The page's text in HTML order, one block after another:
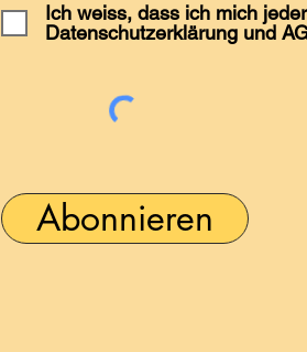
Ich weiss, dass ich mich
Datenschutzerklärung und
Abonnieren